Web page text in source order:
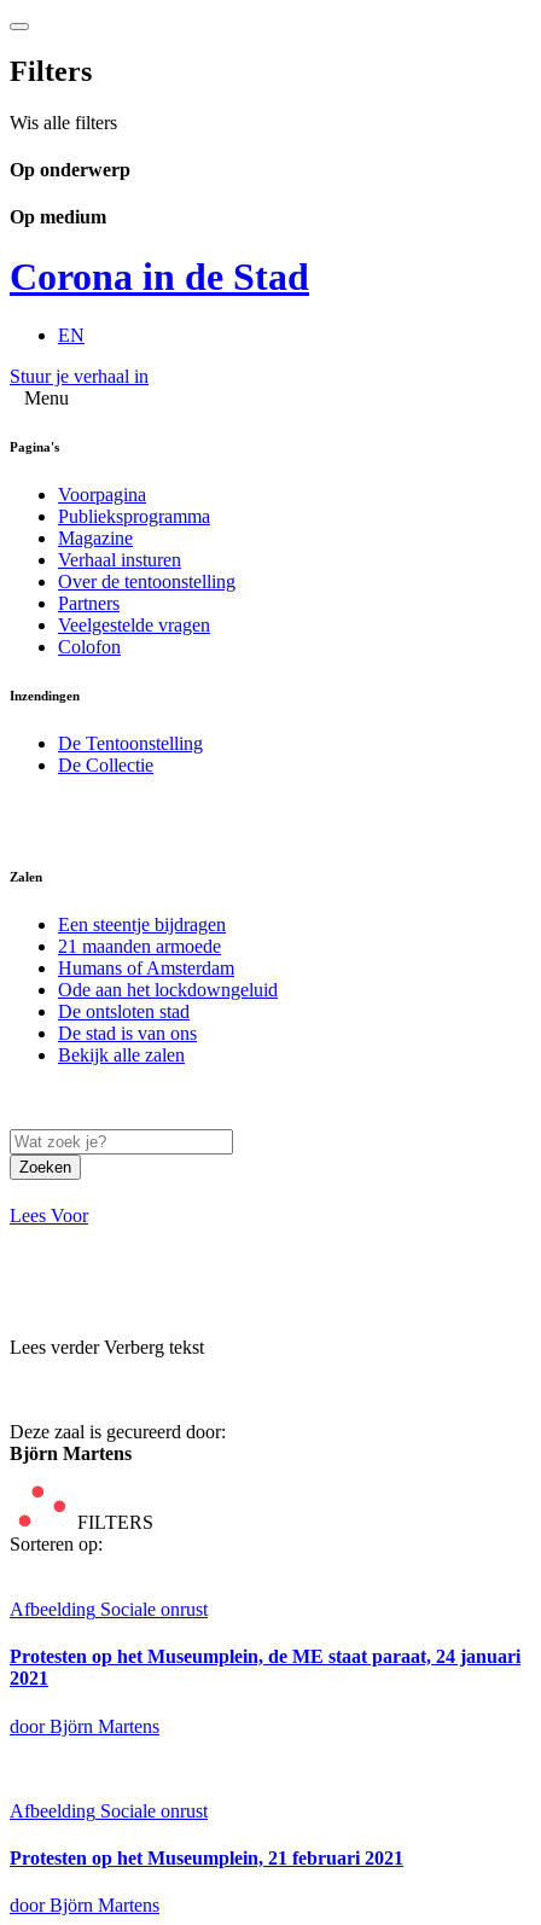
Filters
Wis alle filters
Op onderwerp
Op medium
Corona in de Stad
EN
Stuur je verhaal in
Menu
Pagina's
Voorpagina
Publieksprogramma
Magazine
Verhaal insturen
Over de tentoonstelling
Partners
Veelgestelde vragen
Colofon
Inzendingen
De Tentoonstelling
De Collectie
Zalen
Een steentje bijdragen
21 maanden armoede
Humans of Amsterdam
Ode aan het lockdowngeluid
De ontsloten stad
De stad is van ons
Bekijk alle zalen
Zoeken
Lees Voor
Lees verderVerberg tekst
Deze zaal is gecureerd door:
Björn Martens
FILTERS
Sorteren op:
Afbeelding Sociale onrust
Protesten op het Museumplein, de ME staat paraat, 24 januari
2021
door Björn Martens
Afbeelding Sociale onrust
Protesten op het Museumplein, 21 februari 2021
door Björn Martens